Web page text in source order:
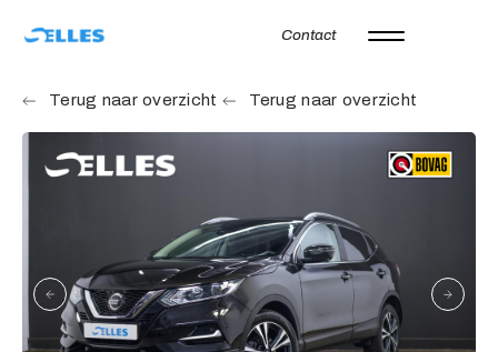
Contact
Home
Aanbod
Autoverhuur
Werkplaats
Over ons
Terug naar overzicht Terug naar overzicht